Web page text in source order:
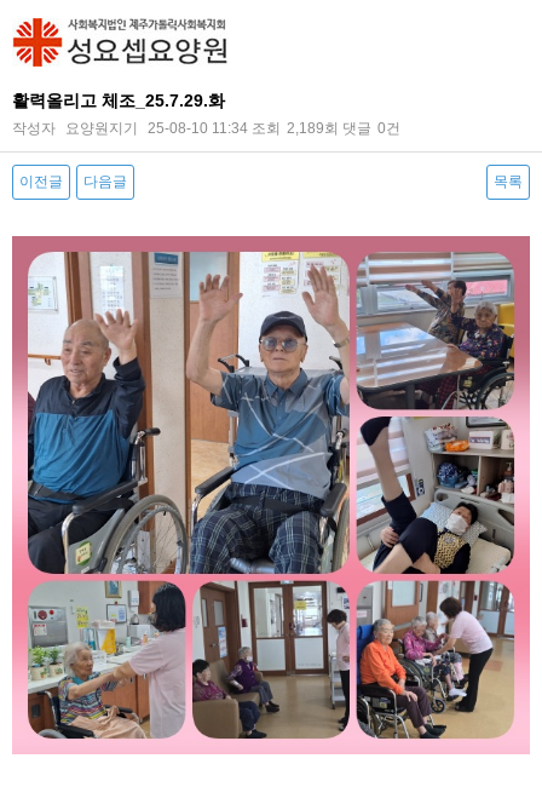
활력올리고 체조_25.7.29.화
작성자 요양원지기 25-08-10 11:34 조회 2,189회 댓글 0건
이전글 다음글 목록
본문